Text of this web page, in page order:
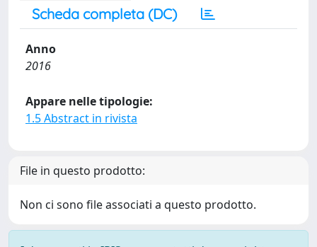
Scheda completa (DC)
Anno
2016
Appare nelle tipologie:
1.5 Abstract in rivista
File in questo prodotto:
Non ci sono file associati a questo prodotto.